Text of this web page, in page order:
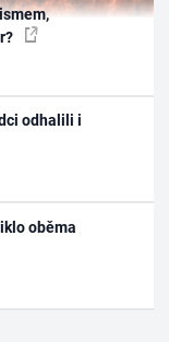
odhalili i
oběma